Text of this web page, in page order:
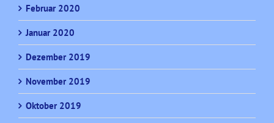
Februar 2020
Januar 2020
Dezember 2019
November 2019
Oktober 2019